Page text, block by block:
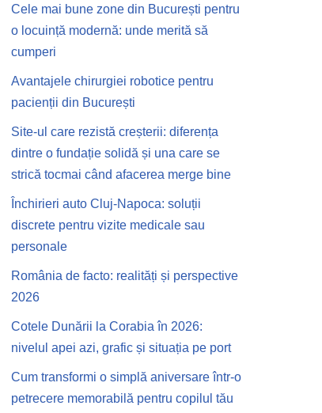
Cele mai bune zone din București pentru
o locuință modernă: unde merită să
cumperi
Avantajele chirurgiei robotice pentru
pacienții din București
Site-ul care rezistă creșterii: diferența
dintre o fundație solidă și una care se
strică tocmai când afacerea merge bine
Închirieri auto Cluj-Napoca: soluții
discrete pentru vizite medicale sau
personale
România de facto: realități și perspective
2026
Cotele Dunării la Corabia în 2026:
nivelul apei azi, grafic și situația pe port
Cum transformi o simplă aniversare într-o
petrecere memorabilă pentru copilul tău